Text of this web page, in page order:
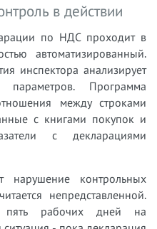
в действии
по НДС проходит в
автоматизированный.
инспектора анализирует
Программа
между строками
с книгами покупок и
с декларациями
нарушение контрольных
непредставленной.
пять рабочих дней на